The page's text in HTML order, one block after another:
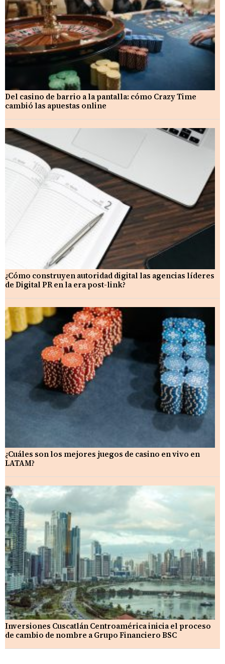
Del casino de barrio a la pantalla: cómo Crazy Time
cambió las apuestas online
¿Cómo construyen autoridad digital las agencias líderes
de Digital PR en la era post-link?
¿Cuáles son los mejores juegos de casino en vivo en
LATAM?
Inversiones Cuscatlán Centroamérica inicia el proceso
de cambio de nombre a Grupo Financiero BSC